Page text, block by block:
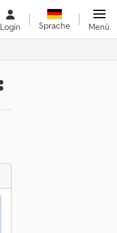
Login Sprache Menü